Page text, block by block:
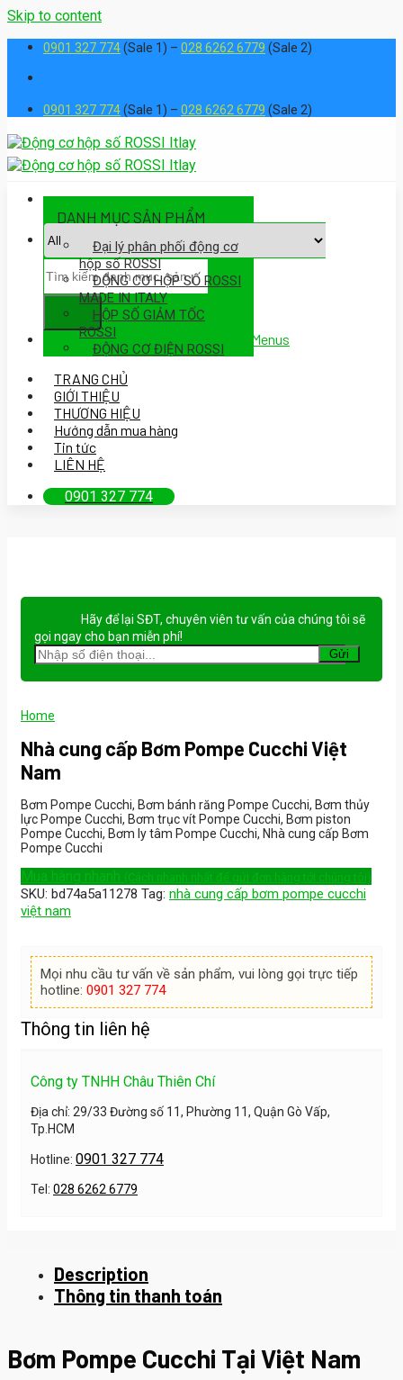
Skip to content
0901 327 774(Sale 1) – 028 6262 6779 (Sale 2)
0901 327 774(Sale 1) – 028 6262 6779 (Sale 2)
Assign a menu in Theme Options > Menus
DANH MỤC SẢN PHẨM
Đại lý phân phối động cơ
hộp số ROSSI
ĐỘNG CƠ HỘP SỐ ROSSI
MADE IN ITALY
HỘP SỐ GIẢM TỐC
ROSSI
ĐỘNG CƠ ĐIỆN ROSSI
TRANG CHỦ
GIỚI THIỆU
THƯƠNG HIỆU
Hướng dẫn mua hàng
Tin tức
LIÊN HỆ
0901 327 774
Hãy để lại SĐT, chuyên viên tư vấn của chúng tôi sẽ
gọi ngay cho bạn miễn phí!
Home
Nhà cung cấp Bơm Pompe Cucchi Việt
Nam
Bơm Pompe Cucchi, Bơm bánh răng Pompe Cucchi, Bơm thủy
lực Pompe Cucchi, Bơm trục vít Pompe Cucchi, Bơm piston
Pompe Cucchi, Bơm ly tâm Pompe Cucchi, Nhà cung cấp Bơm
Pompe Cucchi
Mua hàng nhanh (Cách nhanh nhất để gửi đơn hàng tới chúng tôi)
SKU: bd74a5a11278 Tag: nhà cung cấp bơm pompe cucchi
việt nam
Mọi nhu cầu tư vấn về sản phẩm, vui lòng gọi trực tiếp
hotline: 0901 327 774
Thông tin liên hệ
Công ty TNHH Châu Thiên Chí
Địa chỉ: 29/33 Đường số 11, Phường 11, Quận Gò Vấp,
Tp.HCM
Hotline: 0901 327 774
Tel: 028 6262 6779
Description
Thông tin thanh toán
Bơm Pompe Cucchi Tại Việt Nam